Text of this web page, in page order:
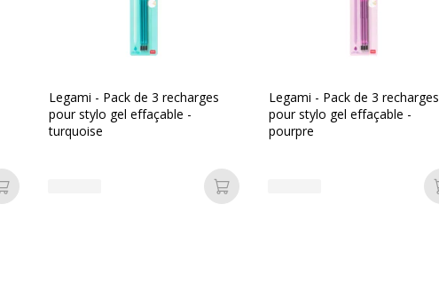
Ajouter au panier
Legami - Pack de 3 recharges
pour stylo gel effaçable -
turquoise
Ajouter au panier
Legami - Pack de 3 recharges
pour stylo gel effaçable -
pourpre